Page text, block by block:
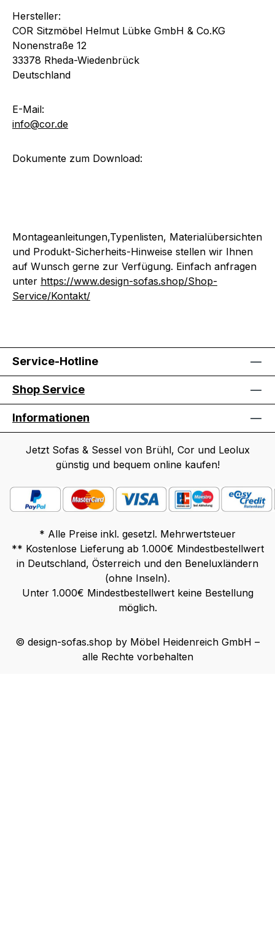
Hersteller:
COR Sitzmöbel Helmut Lübke GmbH & Co.KG
Nonenstraße 12
33378 Rheda-Wiedenbrück
Deutschland
E-Mail:
info@cor.de
Dokumente zum Download:
Montageanleitungen,Typenlisten, Materialübersichten
und Produkt-Sicherheits-Hinweise stellen wir Ihnen
auf Wunsch gerne zur Verfügung. Einfach anfragen
unter https://www.design-sofas.shop/Shop-
Service/Kontakt/
Service-Hotline
Shop Service
Informationen
Jetzt Sofas & Sessel von Brühl, Cor und Leolux
günstig und bequem online kaufen!
* Alle Preise inkl. gesetzl. Mehrwertsteuer
** Kostenlose Lieferung ab 1.000€ Mindestbestellwert
in Deutschland, Österreich und den Beneluxländern
(ohne Inseln).
Unter 1.000€ Mindestbestellwert keine Bestellung
möglich.
© design-sofas.shop by Möbel Heidenreich GmbH –
alle Rechte vorbehalten